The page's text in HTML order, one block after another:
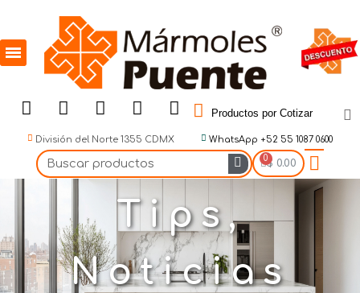
Productos por Cotizar
División del Norte 1355 CDMX WhatsApp +52 55 1087 0600
$ 0.00
Tips,
Noticias